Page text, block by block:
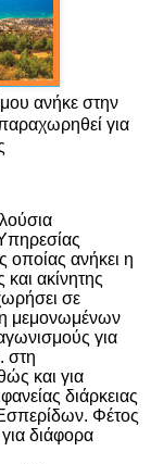
ανήκε στην
για
οποίας ανήκει η
και ακίνητης
σε
μεμονωμένων
για
στη
και για
διάρκειας
Φέτος
διάφορα